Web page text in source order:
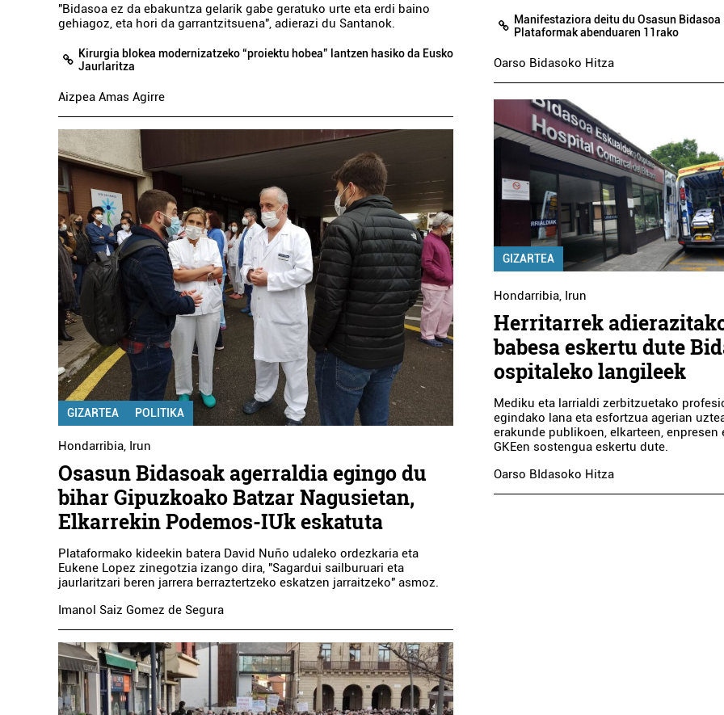
"Bidasoa ez da ebakuntza gelarik gabe geratuko urte eta erdi baino
gehiagoz, eta hori da garrantzitsuena", adierazi du Santanok.
Kirurgia blokea modernizatzeko “proiektu hobea” lantzen hasiko da Eusko
Jaurlaritza
Aizpea Amas Agirre
GIZARTEA POLITIKA
Hondarribia, Irun
Osasun Bidasoak agerraldia egingo du
bihar Gipuzkoako Batzar Nagusietan,
Elkarrekin Podemos-IUk eskatuta
Plataformako kideekin batera David Nuño udaleko ordezkaria eta
Eukene Lopez zinegotzia izango dira, "Sagardui sailburuari eta
jaurlaritzari beren jarrera berraztertzeko eskatzen jarraitzeko" asmoz.
Imanol Saiz Gomez de Segura
Manifestaziora deitu du Osasun Bidasoa
Plataformak abenduaren 11rako
Oarso Bidasoko Hitza
GIZARTEA
Hondarribia, Irun
Herritarrek
babesa eskertu dute
ospitaleko langileek
Mediku eta larrialdi zerbitzuetako
egindako lana eta esfortzua agerian
erakunde publikoen, elkarteen, enpresen
GKEen sostengua eskertu dute.
Oarso BIdasoko Hitza